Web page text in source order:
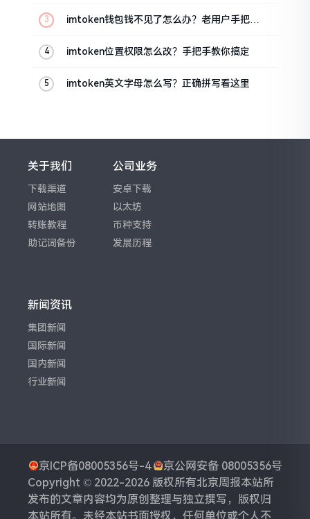
imtoken钱包钱不见了怎么办？老用户手把手
imtoken位置权限怎么改？手把手教你搞定
imtoken英文字母怎么写？正确拼写看这里
关于我们
下载渠道
网站地图
转账教程
助记词备份
公司业务
安卓下载
以太坊
币种支持
发展历程
新闻资讯
集团新闻
国际新闻
国内新闻
行业新闻
京ICP备08005356号-4
京公网安备 08005356号
Copyright © 2022-2026 版权所有北京周报本站所
发布的文章内容均为原创整理与独立撰写，版权归
本站所有。未经本站书面授权，任何单位或个人不